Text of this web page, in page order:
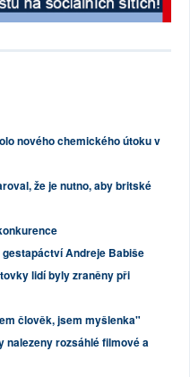
nového chemického útoku v
že je nutno, aby britské
Andreje Babiše
lidí byly zraněny při
člověk, jsem myšlenka"
nalezeny rozsáhlé filmové a